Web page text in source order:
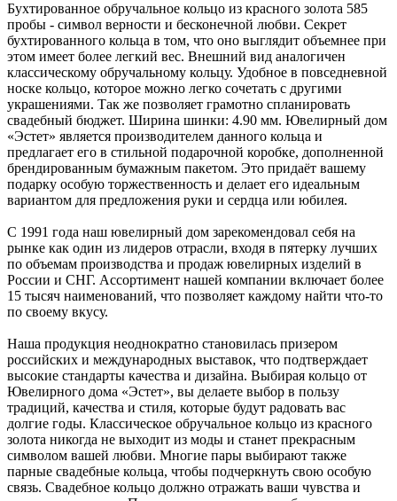
Бухтированное обручальное кольцо из красного золота 585
пробы - символ верности и бесконечной любви. Секрет
бухтированного кольца в том, что оно выглядит объемнее при
этом имеет более легкий вес. Внешний вид аналогичен
классическому обручальному кольцу. Удобное в повседневной
носке кольцо, которое можно легко сочетать с другими
украшениями. Так же позволяет грамотно спланировать
свадебный бюджет. Ширина шинки: 4.90 мм. Ювелирный дом
«Эстет» является производителем данного кольца и
предлагает его в стильной подарочной коробке, дополненной
брендированным бумажным пакетом. Это придаёт вашему
подарку особую торжественность и делает его идеальным
вариантом для предложения руки и сердца или юбилея.
С 1991 года наш ювелирный дом зарекомендовал себя на
рынке как один из лидеров отрасли, входя в пятерку лучших
по объемам производства и продаж ювелирных изделий в
России и СНГ. Ассортимент нашей компании включает более
15 тысяч наименований, что позволяет каждому найти что-то
по своему вкусу.
Наша продукция неоднократно становилась призером
российских и международных выставок, что подтверждает
высокие стандарты качества и дизайна. Выбирая кольцо от
Ювелирного дома «Эстет», вы делаете выбор в пользу
традиций, качества и стиля, которые будут радовать вас
долгие годы. Классическое обручальное кольцо из красного
золота никогда не выходит из моды и станет прекрасным
символом вашей любви. Многие пары выбирают также
парные свадебные кольца, чтобы подчеркнуть свою особую
связь. Свадебное кольцо должно отражать ваши чувства и